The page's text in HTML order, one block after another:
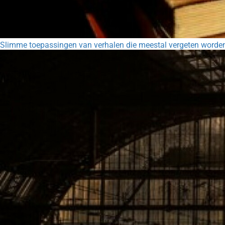
Slimme toepassingen van verhalen die meestal vergeten